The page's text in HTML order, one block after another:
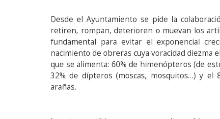
Desde el Ayuntamiento se pide la
retiren, rompan, deterioren o muevan los
fundamental para evitar el exponencial
nacimiento de obreras cuya voracidad diezma
que se alimenta: 60% de himenópteros (de
32% de dípteros (moscas, mosquitos…) y el
arañas.